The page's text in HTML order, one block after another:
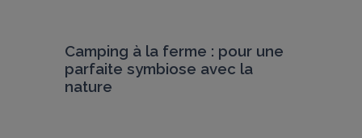
Camping à la ferme : pour une
parfaite symbiose avec la
nature